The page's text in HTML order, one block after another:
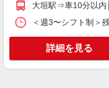
通費全支
大垣
キープ
大垣駅⇒車10分以内
＜週3〜シフト制
詳細を見る